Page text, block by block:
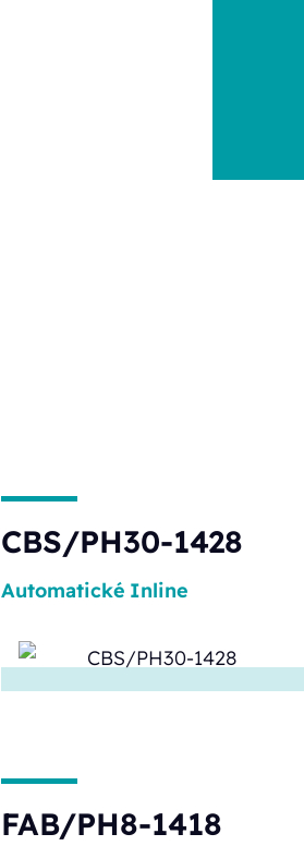
CBS/PH30-1428
Automatické Inline
FAB/PH8-1418